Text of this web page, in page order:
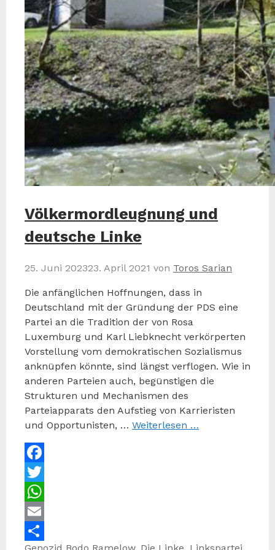
Völkermordleugnung und
deutsche Linke
25. Juni 202323. April 2021 von Toros Sarian
Die anfänglichen Hoffnungen, dass in
Deutschland mit der Gründung der PDS eine
Partei an die Tradition der von Rosa
Luxemburg und Karl Liebknecht verkörperten
Vorstellung vom demokratischen Sozialismus
anknüpfen könnte, sind längst verflogen. Wie in
anderen Parteien auch, begünstigen die
Strukturen und Mechanismen des
Parteiapparats den Aufstieg von Karrieristen
und Opportunisten, … Weiterlesen …
Facebook
Twitter
WhatsApp
Email
KategorienSchlagwörter